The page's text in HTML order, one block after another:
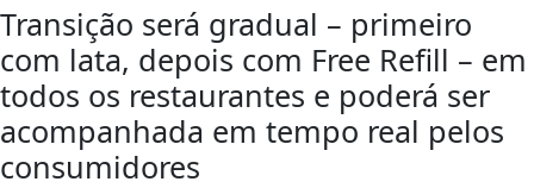
Transição será gradual – primeiro
com lata, depois com Free Refill – em
todos os restaurantes e poderá ser
acompanhada em tempo real pelos
consumidores